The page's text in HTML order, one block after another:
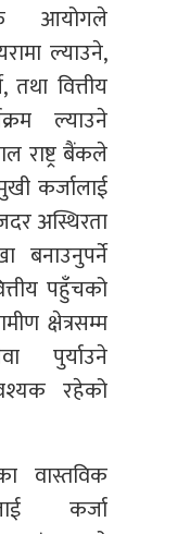
आयोगले
ल्याउने,
वित्तीय
ल्याउने
राष्ट्र बैंकले
कर्जालाई
अस्थिरता
बनाउनुपर्ने
पहुँचको
क्षेत्रसम्म
पुर्याउने
रहेको
वास्तविक
कर्जा